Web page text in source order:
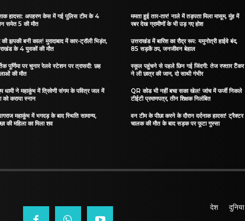
हादसा: अपहरण केस में गई पुलिस टीम के 4
समेत 5 की मौत
की झपकी बनी काल! मुरादाबाद में कार-ट्रॉली भिड़ंत,
के 4 युवकों की मौत
पूर्णिमा पर चुनार रेलवे स्टेशन पर त्रासदी: छह
की मौत
धामी ने महाकुंभ में त्रिवेणी संगम के पवित्र जल में
को कराया स्नान
महाकुंभ में भगदड़ के बाद स्थिति सामान्य,
की महिला का मिला शव
ममता हुई तार-तार! नाले में तड़पता मिला मासूम, मुंह में
रबर देख ग्रामीणों के भी उड़ गए होश
उत्तराखंड में बारिश का रौद्र रूप: यमुनोत्री हाईवे बंद,
85 सड़कें ठप, जनजीवन बेहाल
स्कूल पहुंचने से पहले छिन गई जिंदगी: तेज रफ्तार टैंकर
ने ली छात्र की जान, दो साथी गंभीर
QR कोड भी नहीं बचा सका खेल! जांच में फर्जी निकले
टीईटी प्रमाणपत्र, तीन शिक्षक निलंबित
वन टीम के पीछा करने के दौरान दर्दनाक हादसा! ट्रैक्टर
चालक की मौत के बाद सड़क पर फूटा गुस्सा
देश दुनिया